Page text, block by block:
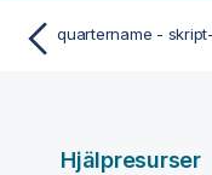
Hjälpresurser